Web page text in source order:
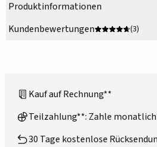
Produktinformationen
Kundenbewertungen
(3)
Kauf auf Rechnung**
Teilzahlung**: Zahle
30 Tage kostenlose